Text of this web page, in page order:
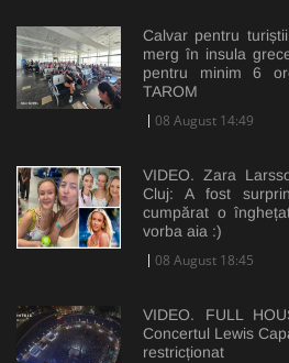
Calvar pentru
merg în insula
pentru minim 6
TAROM
08 August 14:49
VIDEO. Zara
Cluj: A fost
cumpărat o
vorba aia :)
08 August 18:45
VIDEO. FULL
Concertul Lewis
restricționat